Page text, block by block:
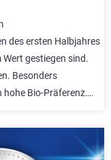
des ersten Halbjahres
Wert gestiegen sind.
Besonders
hohe Bio-Präferenz….